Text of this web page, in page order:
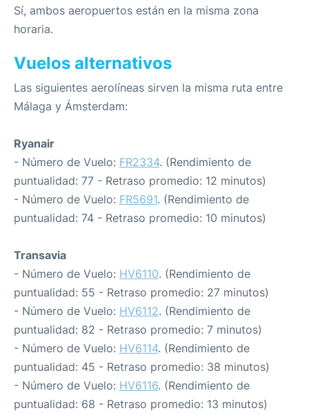
Sí, ambos aeropuertos están en la misma zona
horaria.
Vuelos alternativos
Las siguientes aerolíneas sirven la misma ruta entre
Málaga y Ámsterdam:
Ryanair
- Número de Vuelo: FR2334. (Rendimiento de
puntualidad: 77 - Retraso promedio: 12 minutos)
- Número de Vuelo: FR5691. (Rendimiento de
puntualidad: 74 - Retraso promedio: 10 minutos)
Transavia
- Número de Vuelo: HV6110. (Rendimiento de
puntualidad: 55 - Retraso promedio: 27 minutos)
- Número de Vuelo: HV6112. (Rendimiento de
puntualidad: 82 - Retraso promedio: 7 minutos)
- Número de Vuelo: HV6114. (Rendimiento de
puntualidad: 45 - Retraso promedio: 38 minutos)
- Número de Vuelo: HV6116. (Rendimiento de
puntualidad: 68 - Retraso promedio: 13 minutos)